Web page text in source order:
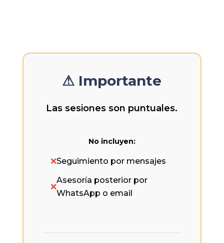
⚠ Importante
Las sesiones son puntuales.
No incluyen:
❌Seguimiento por mensajes
❌
Asesoría posterior por
WhatsApp o email